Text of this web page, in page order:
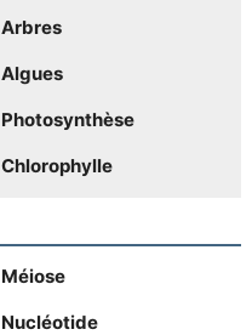
Arbres
Algues
Photosynthèse
Chlorophylle
Méiose
Nucléotide